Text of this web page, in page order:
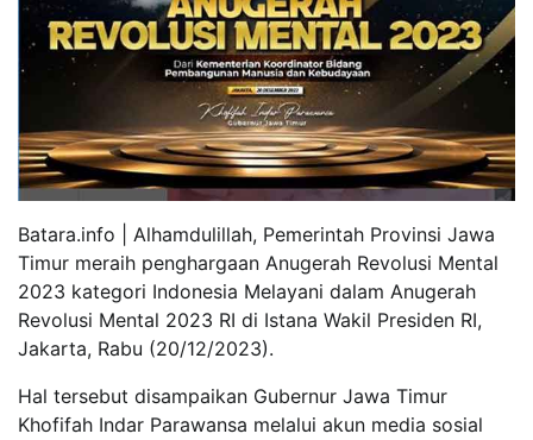
Batara.info | Alhamdulillah, Pemerintah Provinsi Jawa
Timur meraih penghargaan Anugerah Revolusi Mental
2023 kategori Indonesia Melayani dalam Anugerah
Revolusi Mental 2023 RI di Istana Wakil Presiden RI,
Jakarta, Rabu (20/12/2023).
Hal tersebut disampaikan Gubernur Jawa Timur
Khofifah Indar Parawansa melalui akun media sosial